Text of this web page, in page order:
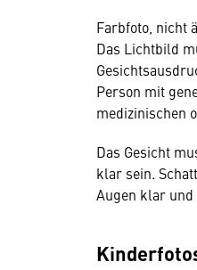
Farbfoto, nicht
Das Lichtbild
Person mit
medizinischen
Das Gesicht
klar sein.
Augen klar